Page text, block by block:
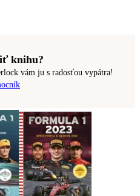
knihu?
vám ju s radosťou vypátra!